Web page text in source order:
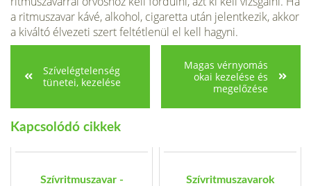
a ritmusza­var kávé, alkohol, cigaretta után jelentkezik, akkor
a kiváltó élvezeti szert feltétlenül el kell hagyni.
Szívelégtelenség
tünetei, kezelése
Magas vérnyomás
okai kezelése és
megelőzése
Kapcsolódó cikkek
Szívritmuszavar -
Szívritmuszavarok